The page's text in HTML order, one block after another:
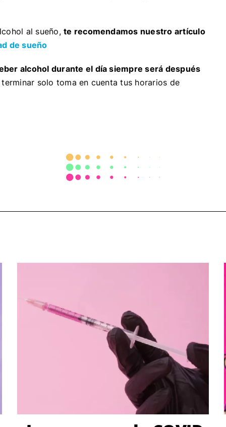
al sueño,te recomendamos nuestro artículo
de sueño
alcohol durante el día siempre será después
solo toma en cuenta tus horarios de